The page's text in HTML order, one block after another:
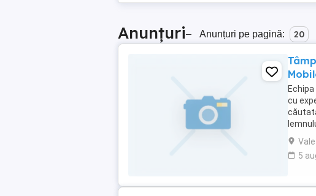
Anunțuri– Anunțuri pe pagină: 20
cu
de
5